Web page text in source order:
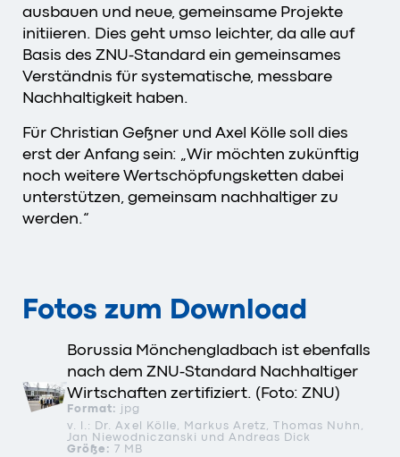
ausbauen und neue, gemeinsame Projekte
initiieren. Dies geht umso leichter, da alle auf
Basis des ZNU-Standard ein gemeinsames
Verständnis für systematische, messbare
Nachhaltigkeit haben.
Für Christian Geßner und Axel Kölle soll dies
erst der Anfang sein: „Wir möchten zukünftig
noch weitere Wertschöpfungsketten dabei
unterstützen, gemeinsam nachhaltiger zu
werden.“
Fotos zum Download
Borussia Mönchengladbach ist ebenfalls
nach dem ZNU-Standard Nachhaltiger
Wirtschaften zertifiziert. (Foto: ZNU)
Format: jpg
v. l.: Dr. Axel Kölle, Markus Aretz, Thomas Nuhn,
Jan Niewodniczanski und Andreas Dick
Größe:7 MB